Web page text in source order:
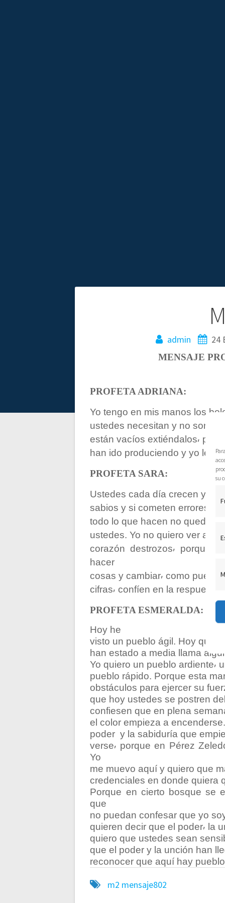
su
admin 24
MENSAJE
PROFETA ADRIANA:
Yo tengo en mis manos los
ustedes necesitan y no son
están vacíos extiéndalos⸴
han ido produciendo y yo les
PROFETA SARA:
Ustedes cada día crecen y
sabios y si cometen errores
todo lo que hacen no queda
ustedes. Yo no quiero ver a
corazón destrozos⸴ porque
hacer
cosas y cambiar⸴ como
cifras⸴ confíen en la
PROFETA ESMERALDA:
Hoy he
visto un pueblo ágil. Hoy
han estado a media llama
Yo quiero un pueblo ardiente⸴
pueblo rápido. Porque esta
obstáculos para ejercer su
que hoy ustedes se postren
confiesen que en plena
el color empieza a
poder y la sabiduría que
verse⸴ porque en Pérez
Yo
me muevo aquí y quiero que
credenciales en donde quiera
Porque en cierto bosque se
que
no puedan confesar que yo
quieren decir que el poder⸴ la
quiero que ustedes sean
que el poder y la unción han
reconocer que aquí hay
m2 mensaje802